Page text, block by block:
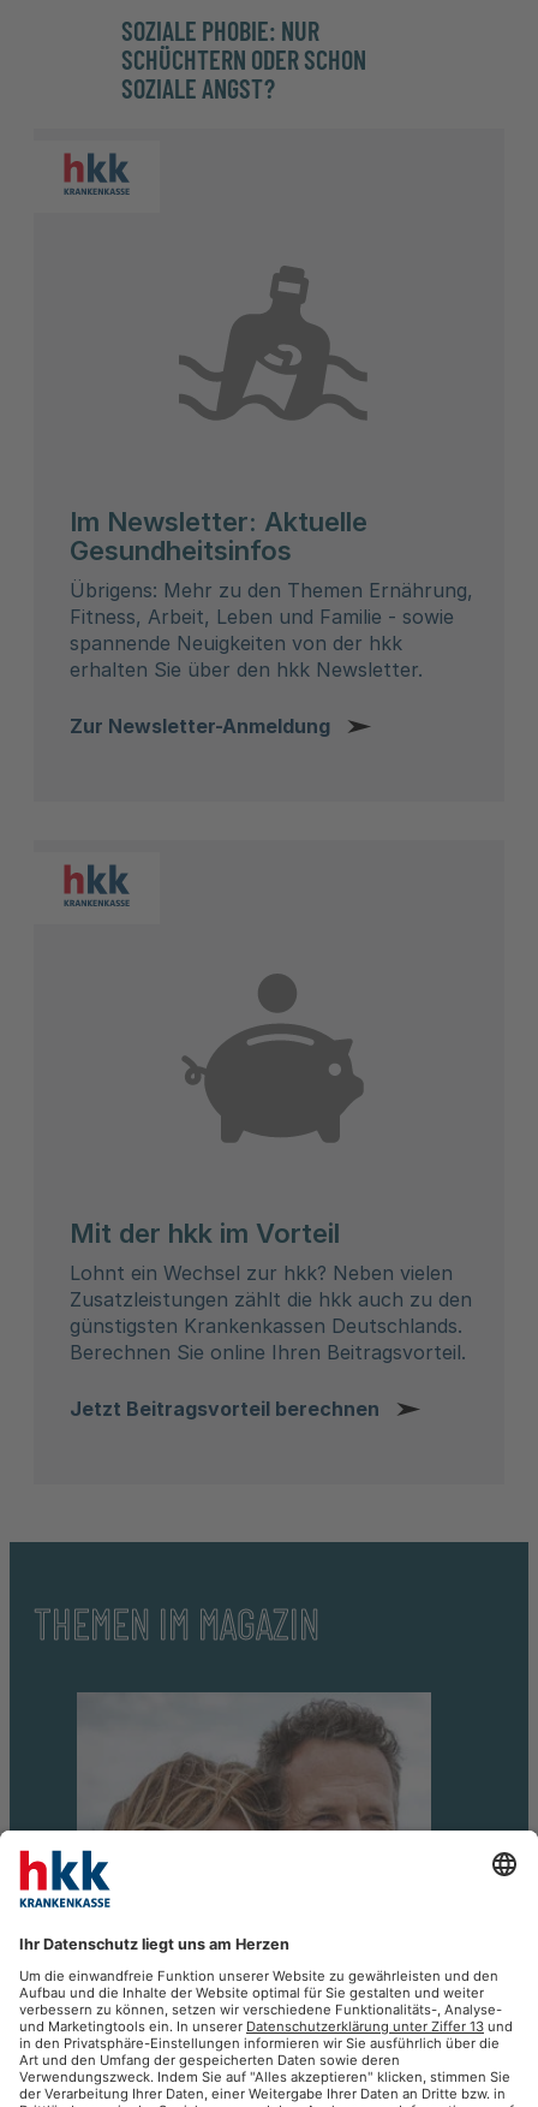
SOZIALE PHOBIE: NUR
SCHÜCHTERN ODER SCHON
SOZIALE ANGST?
Im Newsletter: Aktuelle
Gesundheitsinfos
Übrigens: Mehr zu den Themen Ernährung,
Fitness, Arbeit, Leben und Familie - sowie
spannende Neuigkeiten von der hkk
erhalten Sie über den hkk Newsletter.
Zur Newsletter-Anmeldung
Mit der hkk im Vorteil
Lohnt ein Wechsel zur hkk? Neben vielen
Zusatzleistungen zählt die hkk auch zu den
günstigsten Krankenkassen Deutschlands.
Berechnen Sie online Ihren Beitragsvorteil.
Jetzt Beitragsvorteil berechnen
THEMEN IM MAGAZIN